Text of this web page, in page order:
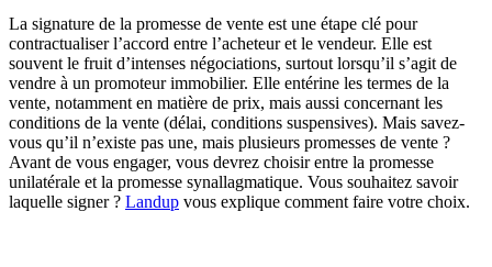
La signature de la promesse de vente est une étape clé pour
contractualiser l’accord entre l’acheteur et le vendeur. Elle est
souvent le fruit d’intenses négociations, surtout lorsqu’il s’agit de
vendre à un promoteur immobilier. Elle entérine les termes de la
vente, notamment en matière de prix, mais aussi concernant les
conditions de la vente (délai, conditions suspensives). Mais savez-
vous qu’il n’existe pas une, mais plusieurs promesses de vente ?
Avant de vous engager, vous devrez choisir entre la promesse
unilatérale et la promesse synallagmatique. Vous souhaitez savoir
laquelle signer ? Landup vous explique comment faire votre choix.